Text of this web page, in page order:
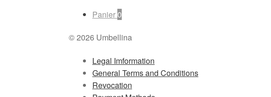
Panier0
© 2026 Umbellina
Legal Imformation
General Terms and Conditions
Revocation